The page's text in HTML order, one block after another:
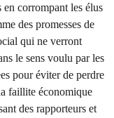
corrompant les élus
des promesses de
qui ne verront
le sens voulu par les
pour éviter de perdre
faillite économique
des rapporteurs et